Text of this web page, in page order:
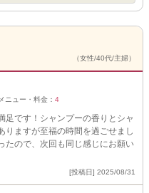
（女性/40代/主婦）
メニュー・料金： 4
足です！シャンプーの香りとシャ
りますが至福の時間を過ごせまし
たので、次回も同じ感じにお願い
[投稿日] 2025/08/31